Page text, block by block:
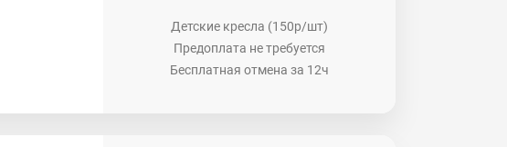
Детские кресла (150р/шт)
Предоплата не требуется
Бесплатная отмена за 12ч